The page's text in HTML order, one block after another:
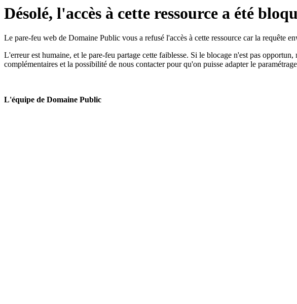
Désolé, l'accès à cette ressource a été
Le pare-feu web de Domaine Public vous a refusé l'accès à cette ressource car la requête
L'erreur est humaine, et le pare-feu partage cette faiblesse. Si le blocage n'est pas
complémentaires et la possibilité de nous contacter pour qu'on puisse adapter le
L'équipe de Domaine Public